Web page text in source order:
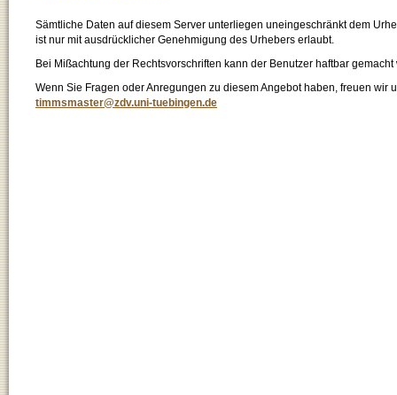
Sämtliche Daten auf diesem Server unterliegen uneingeschränkt dem
ist nur mit ausdrücklicher Genehmigung des Urhebers erlaubt.
Bei Mißachtung der Rechtsvorschriften kann der Benutzer haftbar gemacht
Wenn Sie Fragen oder Anregungen zu diesem Angebot haben, freuen wir
timmsmaster@zdv.uni-tuebingen.de